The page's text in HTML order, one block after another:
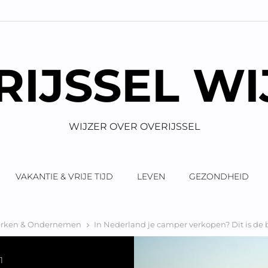
WIJZER OVER OVERIJSSEL
VAKANTIE & VRIJE TIJD LEVEN GEZONDHEID
& Ondernemen In Nederland je camper verkopen? Dit is de